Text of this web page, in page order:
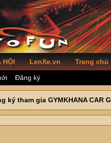
HỘI LenXe.vn Trang chủ
Đăng ký
ký tham gia GYMKHANA CAR